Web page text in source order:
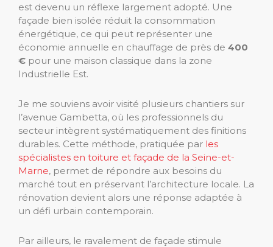
est devenu un réflexe largement adopté. Une
façade bien isolée réduit la consommation
énergétique, ce qui peut représenter une
économie annuelle en chauffage de près de 400
€ pour une maison classique dans la zone
Industrielle Est.
Je me souviens avoir visité plusieurs chantiers sur
l’avenue Gambetta, où les professionnels du
secteur intègrent systématiquement des finitions
durables. Cette méthode, pratiquée par les
spécialistes en toiture et façade de la Seine-et-
Marne, permet de répondre aux besoins du
marché tout en préservant l’architecture locale. La
rénovation devient alors une réponse adaptée à
un défi urbain contemporain.
Par ailleurs, le ravalement de façade stimule